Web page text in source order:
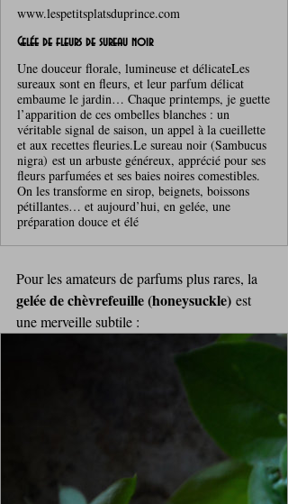
www.lespetitsplatsduprince.com
Gelée de fleurs de sureau noir
Une douceur florale, lumineuse et délicateLes
sureaux sont en fleurs, et leur parfum délicat
embaume le jardin… Chaque printemps, je guette
l’apparition de ces ombelles blanches : un
véritable signal de saison, un appel à la cueillette
et aux recettes fleuries.Le sureau noir (Sambucus
nigra) est un arbuste généreux, apprécié pour ses
fleurs parfumées et ses baies noires comestibles.
On les transforme en sirop, beignets, boissons
pétillantes… et aujourd’hui, en gelée, une
préparation douce et élé
Pour les amateurs de parfums plus rares, la
gelée de chèvrefeuille (honeysuckle) est
une merveille subtile :